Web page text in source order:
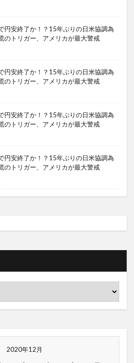
円安終了か！？15年ぶりの日米協調為
のトリガー、アメリカが最大警戒
円安終了か！？15年ぶりの日米協調為
のトリガー、アメリカが最大警戒
円安終了か！？15年ぶりの日米協調為
のトリガー、アメリカが最大警戒
円安終了か！？15年ぶりの日米協調為
のトリガー、アメリカが最大警戒
2020年12月